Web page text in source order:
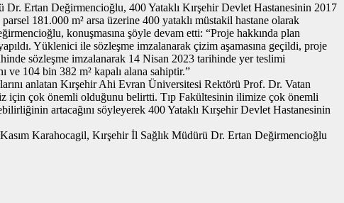
Dr. Ertan Değirmencioğlu, 400 Yataklı Kırşehir Devlet Hastanesinin 2017
181.000 m² arsa üzerine 400 yataklı müstakil hastane olarak
konuşmasına şöyle devam etti: “Proje hakkında plan
Yüklenici ile sözleşme imzalanarak çizim aşamasına geçildi, proje
sözleşme imzalanarak 14 Nisan 2023 tarihinde yer teslimi
ve 104 bin 382 m² kapalı alana sahiptir.”
anlatan Kırşehir Ahi Evran Üniversitesi Rektörü Prof. Dr. Vatan
için çok önemli olduğunu belirtti. Tıp Fakültesinin ilimize çok önemli
artacağını söyleyerek 400 Yataklı Kırşehir Devlet Hastanesinin
Karahocagil, Kırşehir İl Sağlık Müdürü Dr. Ertan Değirmencioğlu